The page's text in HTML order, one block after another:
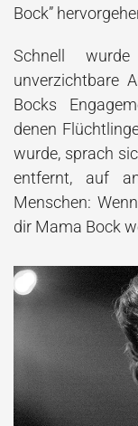
Bock”
Schnell
unverzichtbare
Bocks
denen
wurde, sprach
entfernt, auf
Menschen:
dir Mama Bock